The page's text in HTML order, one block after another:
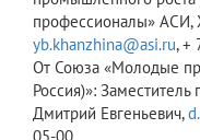
профессионалы» АСИ,
yb.khanzhina@asi.ru, +
От Союза «Молодые
Россия)»:
Дмитрий Евгеньевич,